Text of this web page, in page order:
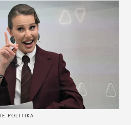
в принятии
целеполагание.
POLITIKA